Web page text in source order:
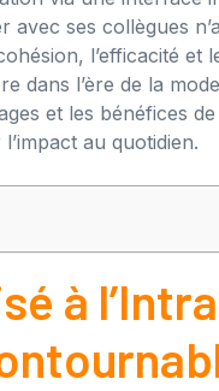
ses collègues
l’efficacité et
dans l’ère de la
et les bénéfices de
au quotidien.
à